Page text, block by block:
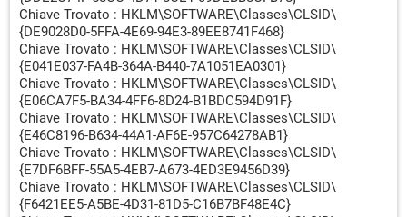
Chiave Trovato : HKLM\SOFTWARE\Classes\CLSID\
{DE9028D0-5FFA-4E69-94E3-89EE8741F468}
Chiave Trovato : HKLM\SOFTWARE\Classes\CLSID\
{E041E037-FA4B-364A-B440-7A1051EA0301}
Chiave Trovato : HKLM\SOFTWARE\Classes\CLSID\
{E06CA7F5-BA34-4FF6-8D24-B1BDC594D91F}
Chiave Trovato : HKLM\SOFTWARE\Classes\CLSID\
{E46C8196-B634-44A1-AF6E-957C64278AB1}
Chiave Trovato : HKLM\SOFTWARE\Classes\CLSID\
{E7DF6BFF-55A5-4EB7-A673-4ED3E9456D39}
Chiave Trovato : HKLM\SOFTWARE\Classes\CLSID\
{F6421EE5-A5BE-4D31-81D5-C16B7BF48E4C}